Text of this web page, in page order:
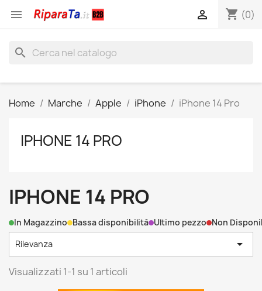
 shopping_cart (0)

search
Home Marche Apple iPhone iPhone 14 Pro
IPHONE 14 PRO
IPHONE 14 PRO
In Magazzino Bassa disponibilità Ultimo pezzo Non
Rilevanza 
Visualizzati 1-1 su 1 articoli